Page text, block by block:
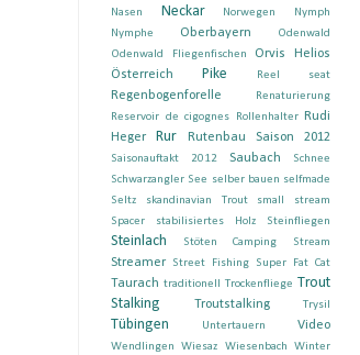
Nasen Neckar Norwegen
Nymph
Nymphe
Oberbayern
Odenwald
Odenwald Fliegenfischen
Orvis Helios
Österreich
Pike Reel seat
Regenbogenforelle
Renaturierung
Reservoir de cigognes
Rollenhalter Rudi
Heger
Rur Rutenbau Saison 2012
Saisonauftakt 2012 Saubach
Schnee
Schwarzangler See selber bauen selfmade
Seltz
skandinavian Trout
small stream
Spacer
stabilisiertes Holz Steinfliegen
Steinlach Stöten Camping Stream
Streamer Street Fishing Super Fat Cat
Taurach traditionell Trockenfliege Trout
Stalking
Troutstalking Trysil
Tübingen Untertauern Video
Wendlingen Wiesaz Wiesenbach Winter